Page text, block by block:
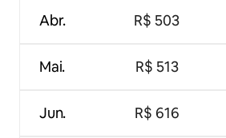
Abr.
Mai.
Jun.
R$ 503
R$ 513
R$ 616